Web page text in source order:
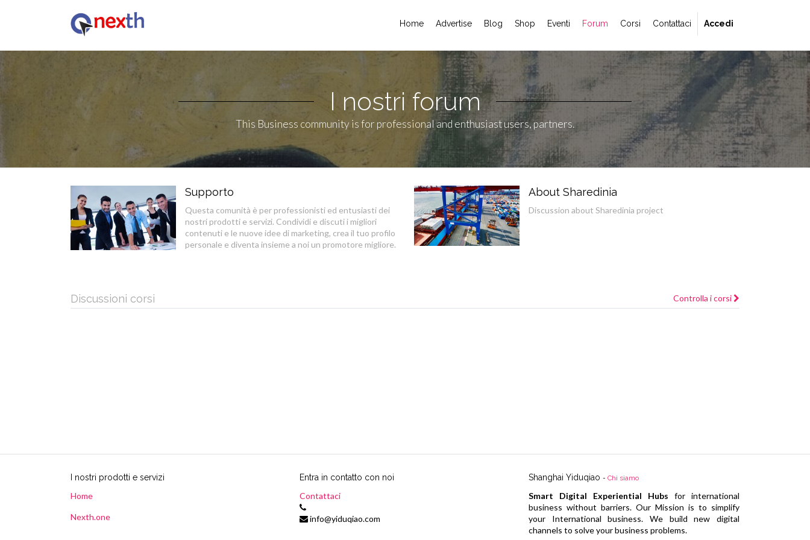
Home Advertise Blog Shop Eventi Forum Corsi Contattaci Accedi
I nostri forum
This Business community is for professional and enthusiast users, partners.
Supporto
Questa comunità è per professionisti ed entusiasti dei
nostri prodotti e servizi. Condividi e discuti i migliori
contenuti e le nuove idee di marketing, crea il tuo profilo
personale e diventa insieme a noi un promotore migliore.
About Sharedinia
Discussion about Sharedinia project
Discussioni corsi Controlla i corsi
I nostri prodotti e servizi
Home
Nexth.one
Entra in contatto con noi
Contattaci
info@yiduqiao.com
Shanghai Yiduqiao - Chi siamo
Smart Digital Experiential Hubs for international
business without barriers. Our Mission is to simplify
your International business. We build new digital
channels to solve your business problems.